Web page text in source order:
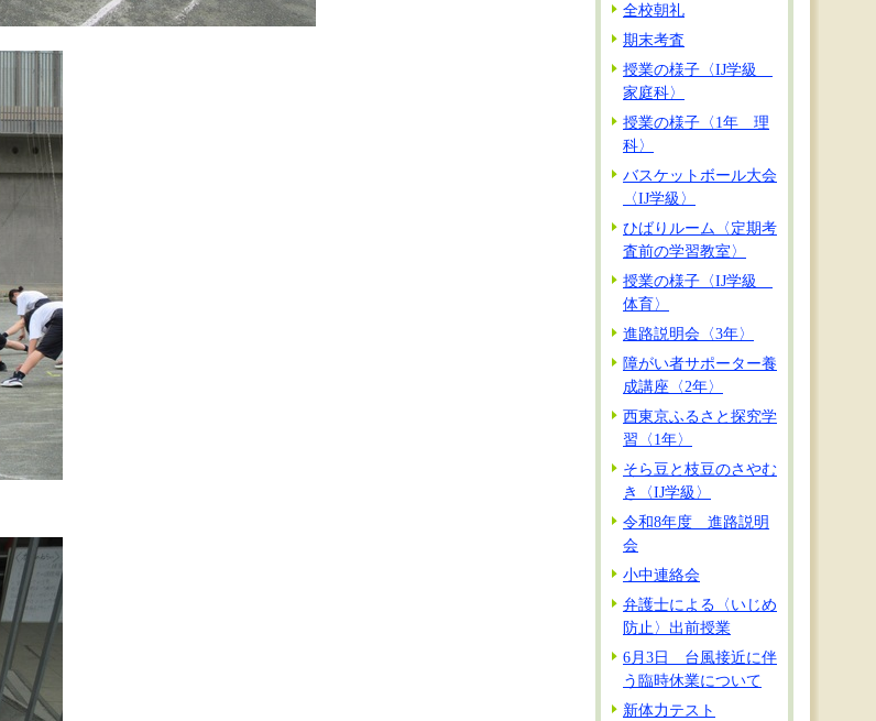
全校朝礼
期末考査
授業の様子〈IJ学級
家庭科〉
授業の様子〈1年 理
科〉
バスケットボール大会
〈IJ学級〉
ひばりルーム〈定期考
査前の学習教室〉
授業の様子〈IJ学級
体育〉
進路説明会〈3年〉
障がい者サポーター養
成講座〈2年〉
西東京ふるさと探究学
習〈1年〉
そら豆と枝豆のさやむ
き〈IJ学級〉
令和8年度 進路説明
会
小中連絡会
弁護士による〈いじめ
防止〉出前授業
6月3日 台風接近に伴
う臨時休業について
新体力テスト